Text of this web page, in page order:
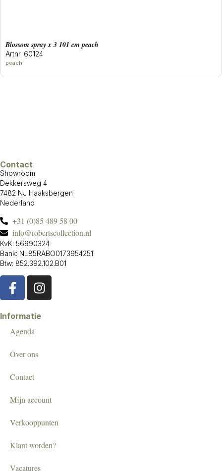
blossom spray x 3 101 cm peach
Artnr. 60124
peach
Contact
Showroom
Dekkersweg 4
7482 NJ Haaksbergen
Nederland
+31 (0)85 489 58 00
info@robertscollection.nl
KvK: 56990324
Bank: NL85RABO0173954251
Btw: 852.392.102.B01
Informatie
Agenda
Over ons
Contact
Mijn account
Verkooppunten
Klant worden?
Vacatures